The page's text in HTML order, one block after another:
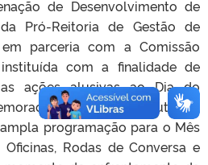
de Desenvolvimento de
da Pró-Reitoria de Gestão de
em parceria com a Comissão
instituída com a finalidade de
ações alusivas ao Dia do
no dia 28 de outubro,
programação para o Mês
Rodas de Conversa e